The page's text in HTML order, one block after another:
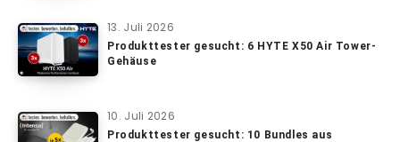
13. Juli 2026
Produkttester gesucht: 6 HYTE X50 Air Tower-
Gehäuse
10. Juli 2026
Produkttester gesucht: 10 Bundles aus